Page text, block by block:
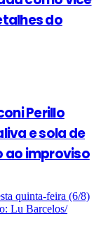
do
Perillo
e sola de
ao improviso